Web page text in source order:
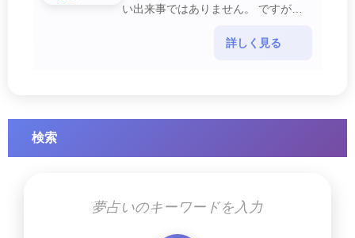
い出来事ではありません。 ですが、
詳しく見る
検索